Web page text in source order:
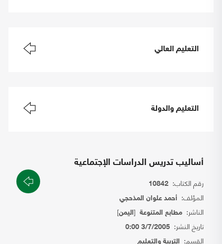
التعليم العالي
التعليم والدولة
أساليب تدريس الدراسات الإجتماعية
رقم الكتاب: 10842
المؤلف: أحمد علوان المذحجي
الناشر: مطابع المتنوعة [اليمن]
تاريخ النشر: 3/7/2005 0:00
القسم: التربية والتعليم